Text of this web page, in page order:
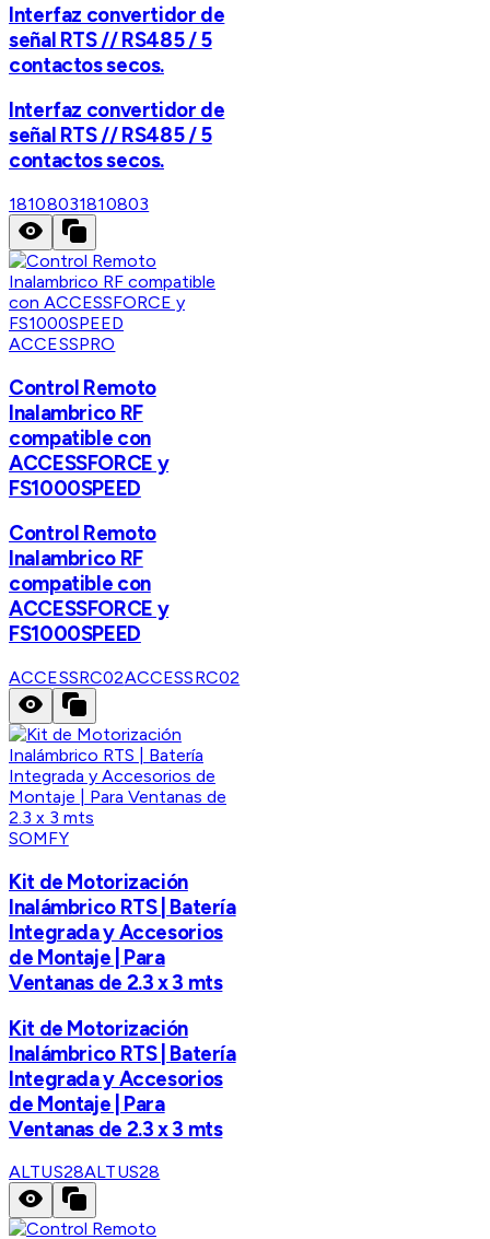
Interfaz convertidor de
señal RTS // RS485 / 5
contactos secos.
Interfaz convertidor de
señal RTS // RS485 / 5
contactos secos.
18108031810803
ACCESSPRO
Control Remoto
Inalambrico RF
compatible con
ACCESSFORCE y
FS1000SPEED
Control Remoto
Inalambrico RF
compatible con
ACCESSFORCE y
FS1000SPEED
ACCESSRC02ACCESSRC02
SOMFY
Kit de Motorización
Inalámbrico RTS | Batería
Integrada y Accesorios
de Montaje | Para
Ventanas de 2.3 x 3 mts
Kit de Motorización
Inalámbrico RTS | Batería
Integrada y Accesorios
de Montaje | Para
Ventanas de 2.3 x 3 mts
ALTUS28ALTUS28